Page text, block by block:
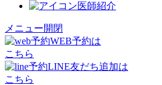
医師紹介
メニュー開閉
WEB予約は
こちら
LINE友だち追加は
こちら